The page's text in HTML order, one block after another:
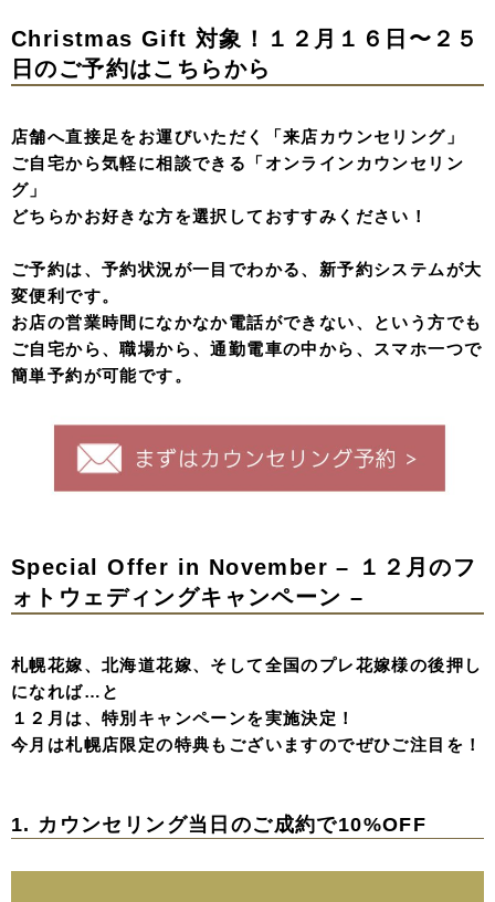
Christmas Gift 対象！１２月１６日〜２５
日のご予約はこちらから
店舗へ直接足をお運びいただく「来店カウンセリング」
ご自宅から気軽に相談できる「オンラインカウンセリン
グ」
どちらかお好きな方を選択しておすすみください！
ご予約は、予約状況が一目でわかる、新予約システムが大
変便利です。
お店の営業時間になかなか電話ができない、という方でも
ご自宅から、職場から、通勤電車の中から、スマホ一つで
簡単予約が可能です。
Special Offer in November – １２月のフ
ォトウェディングキャンペーン –
札幌花嫁、北海道花嫁、そして全国のプレ花嫁様の後押し
になれば…と
１２月は、特別キャンペーンを実施決定！
今月は札幌店限定の特典もございますのでぜひご注目を！
1. カウンセリング当日のご成約で10%OFF